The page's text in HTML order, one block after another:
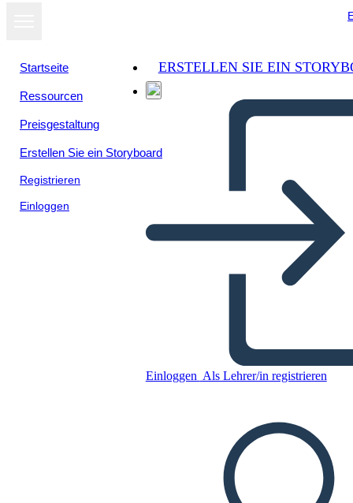
Startseite
Ressourcen
Preisgestaltung
Erstellen Sie ein Storyboard
Registrieren
Einloggen
ERSTELLEN SIE EIN
Einloggen Als Lehrer/in registrieren
Quindi Vuoi Diventare
Presidente?
Kopieren Sie dieses Storyboard
ERSTELLEN SIE EIN STORYBOARD
DIASHOW ABSPIELEN